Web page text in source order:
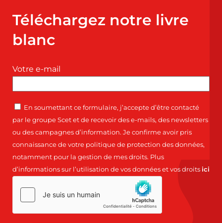
Téléchargez notre livre
blanc
Votre e-mail
En soumettant ce formulaire, j’accepte d’être contacté
par le groupe Scet et de recevoir des e-mails, des newsletters
ou des campagnes d’information. Je confirme avoir pris
connaissance de votre politique de protection des données,
notamment pour la gestion de mes droits. Plus
d’informations sur l’utilisation de vos données et vos droits ici